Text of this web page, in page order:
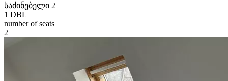
საძინებელი 2
1 DBL
number of seats
2